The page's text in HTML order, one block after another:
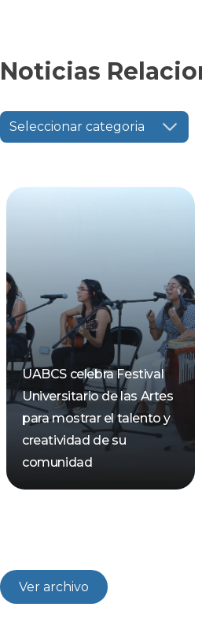
Noticias
Seleccionar categoria
UABCS celebra Festival
Universitario de las Artes
para mostrar el talento y
creatividad de su
comunidad
Ver archivo